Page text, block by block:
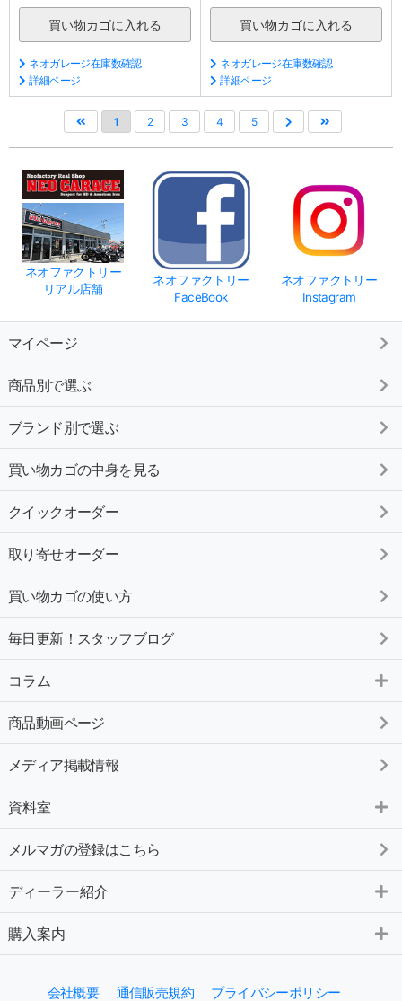
ネオガレージ在庫数確認
詳細ページ
ネオガレージ在庫数確認
詳細ページ
1 2 3 4 5
ネオファクトリー
リアル店舗
ネオファクトリー
FaceBook
ネオファクトリー
Instagram
マイページ
商品別で選ぶ
ブランド別で選ぶ
買い物カゴの中身を見る
クイックオーダー
取り寄せオーダー
買い物カゴの使い方
毎日更新！スタッフブログ
コラム
商品動画ページ
メディア掲載情報
資料室
メルマガの登録はこちら
ディーラー紹介
購入案内
会社概要 通信販売規約 プライバシーポリシー